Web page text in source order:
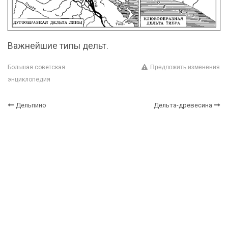
Важнейшие типы дельт.
Большая советская
энциклопедия
Предложить изменения
Дельпино Дельта-древесина